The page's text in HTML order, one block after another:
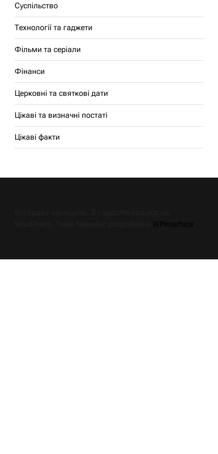
Суспільство
Технології та гаджети
Фільми та серіали
Фінанси
Церковні та святкові дати
Цікаві та визначні постаті
Цікаві факти